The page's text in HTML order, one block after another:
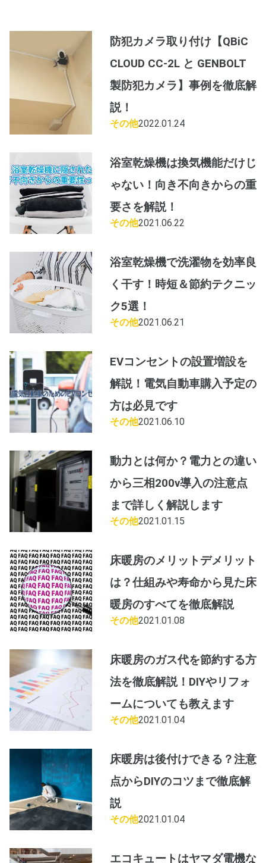
防犯カメラ取り付け【QBiC
CLOUD CC-2L と GENBOLT
製防犯カメラ】事例を徹底解
説！
その他2022.01.24
浴室乾燥機は換気機能だけじ
ゃない！向き不向きからの重
要さを解説！
その他2021.06.22
浴室乾燥機で洗濯物を効率良
く干す！時短＆節約テクニッ
ク5選！
その他2021.06.21
EVコンセントの設置増設を
解説！電気自動車購入予定の
方は必見です
その他2021.06.10
動力とは何か？電力との違い
から三相200v導入の注意点
まで詳しく解説します
その他2021.01.15
床暖房のメリットデメリット
は？仕組みや寿命から見た床
暖房のすべてを徹底解説
その他2021.01.08
床暖房のガス代を節約する方
法を徹底解説！DIYやリフォ
ームについても教えます
その他2021.01.04
床暖房は後付けできる？注意
点からDIYのコツまで徹底解
説
その他2021.01.04
エコキュートはヤマダ電機な